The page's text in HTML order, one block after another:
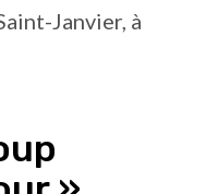
Janvier, à